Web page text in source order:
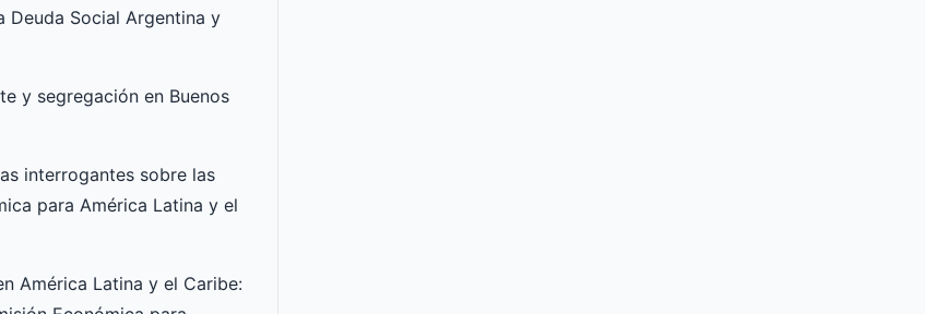
Deuda Social Argentina y
y segregación en Buenos
interrogantes sobre las
para América Latina y el
América Latina y el Caribe: